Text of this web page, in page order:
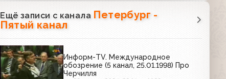
Ещё записи с канала Петербург -
Пятый канал
Информ-TV. Международное
обозрение (5 канал, 25.01.1998) Про
Черчилля